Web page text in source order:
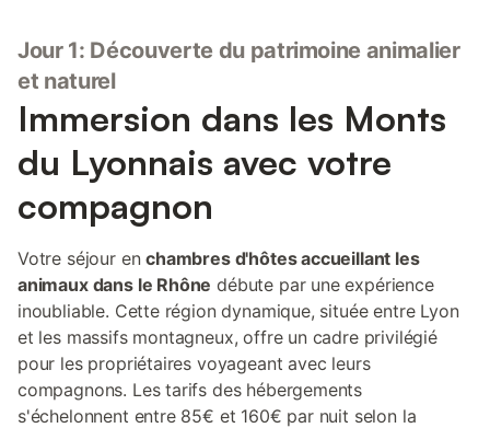
Jour 1: Découverte du patrimoine animalier
et naturel
Immersion dans les Monts
du Lyonnais avec votre
compagnon
Votre séjour enchambres d'hôtes accueillant les
animaux dans le Rhône débute par une expérience
inoubliable. Cette région dynamique, située entre Lyon
et les massifs montagneux, offre un cadre privilégié
pour les propriétaires voyageant avec leurs
compagnons. Les tarifs des hébergements
s'échelonnent entre 85€ et 160€ par nuit selon la